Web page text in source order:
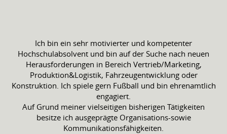
Ich bin ein sehr motivierter und kompetenter
Hochschulabsolvent und bin auf der Suche nach neuen
Herausforderungen in Bereich Vertrieb/Marketing,
Produktion&Logistik, Fahrzeugentwicklung oder
Konstruktion. Ich spiele gern Fußball und bin ehrenamtlich
engagiert.
Auf Grund meiner vielseitigen bisherigen Tätigkeiten
besitze ich ausgeprägte Organisations-sowie
Kommunikationsfähigkeiten.